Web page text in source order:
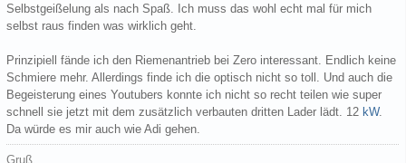
Selbstgeißelung als nach Spaß. Ich muss das wohl echt mal für mich
selbst raus finden was wirklich geht.
Prinzipiell fände ich den Riemenantrieb bei Zero interessant. Endlich keine
Schmiere mehr. Allerdings finde ich die optisch nicht so toll. Und auch die
Begeisterung eines Youtubers konnte ich nicht so recht teilen wie super
schnell sie jetzt mit dem zusätzlich verbauten dritten Lader lädt. 12 kW.
Da würde es mir auch wie Adi gehen.
Gruß,